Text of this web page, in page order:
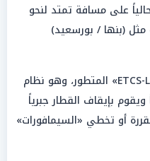
على مسافة تمتد لنحو
مثل (بنها / بورسعيد)
ويتم تزويد هذه الخطوط بنظام «ETCS-L1» المتطور، وهو نظام
بإيقاف القطار جبرياً
أو تخطي «السيمافورات»